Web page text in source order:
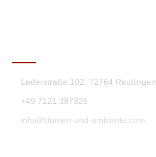
Lederstraße 102, 72764 Reutlingen
+49 7121 387325
info@blumen-und-ambiente.com